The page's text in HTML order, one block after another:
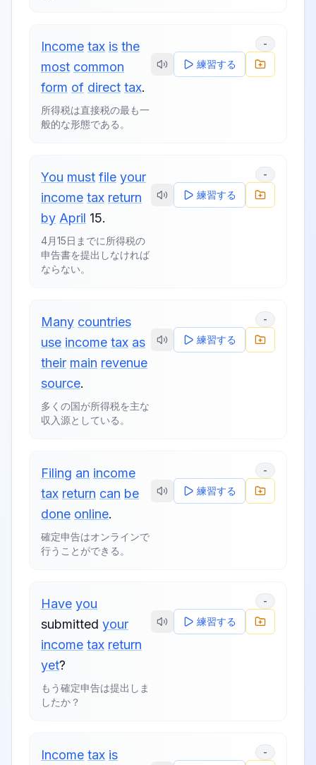
Income tax is the
most common
form of direct tax.
所得税は直接税の最も一
般的な形態である。
-
練習する
You must file your
income tax return
by April 15.
4月15日までに所得税の
申告書を提出しなければ
ならない。
-
練習する
Many countries
use income tax as
their main revenue
source.
多くの国が所得税を主な
収入源としている。
-
練習する
Filing an income
tax return can be
done online.
確定申告はオンラインで
行うことができる。
-
練習する
Have you
submitted your
income tax return
yet?
もう確定申告は提出しま
したか？
-
練習する
Income tax is -